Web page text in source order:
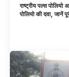
राष्ट्रीय पल्स
पोलियो की दवा, जानें